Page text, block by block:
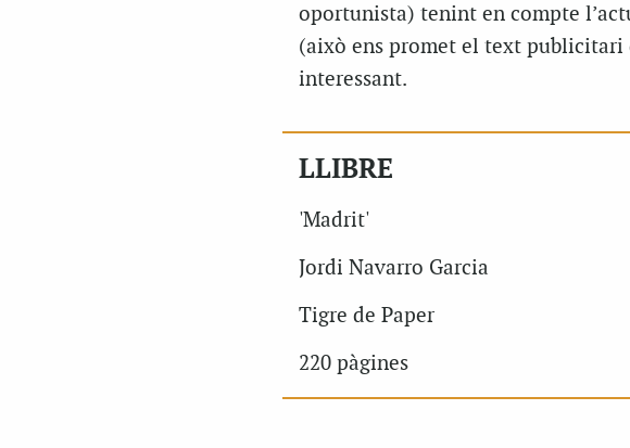
oportunista) tenint en compte
(això ens promet el text publicitari
interessant.
LLIBRE
'Madrit'
Jordi Navarro Garcia
Tigre de Paper
220 pàgines